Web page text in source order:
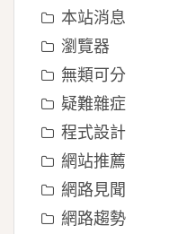
本站消息
瀏覽器
無類可分
疑難雜症
程式設計
網站推薦
網路見聞
網路趨勢